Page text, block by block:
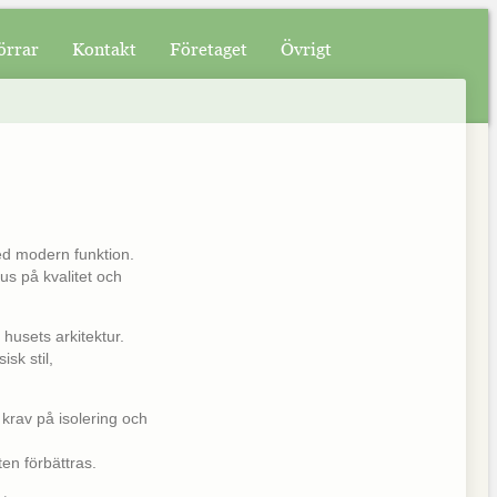
Kontakt Företaget Övrigt
modern funktion.
på kvalitet och
arkitektur.
stil,
på isolering och
förbättras.